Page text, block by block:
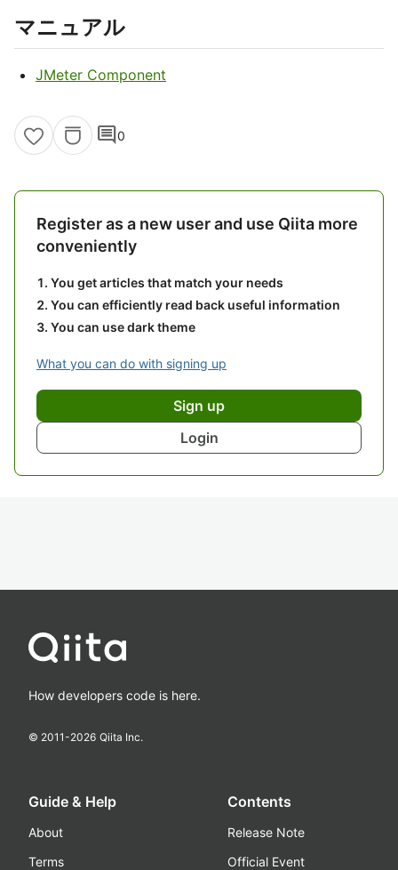
マニュアル
JMeter Component
comment0
Register as a new user and use Qiita more
conveniently
You get articles that match your needs
You can efficiently read back useful information
You can use dark theme
What you can do with signing up
Sign up
Login
How developers code is here.
© 2011-2026 Qiita Inc.
Guide & Help
About
Terms
Contents
Release Note
Official Event